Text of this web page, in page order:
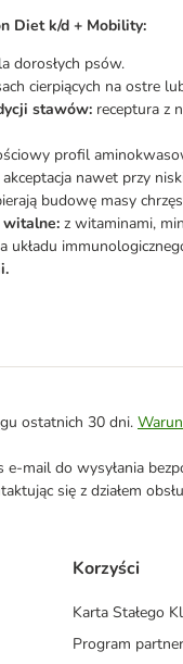
Diet k/d + Mobility:
dorosłych psów.
cierpiących na ostre
stawów: receptura z
profil
nawet przy
budowę masy
z witaminami,
układu
ostatnich 30 dni.
mail do wysyłania
się z działem
Korzyści
Karta Stałego
Program